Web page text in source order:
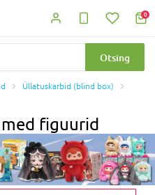
0
Otsing
Üllatuskarbid (blind box)
figuurid